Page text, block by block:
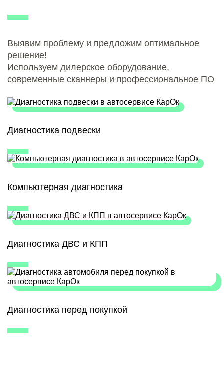
Выявим проблему и предложим оптимальное
решение!
Используем дилерское оборудование,
современные сканнеры и профессиональное ПО
Диагностика подвески
Компьютерная диагностика
Диагностика ДВС и КПП
Диагностика перед покупкой